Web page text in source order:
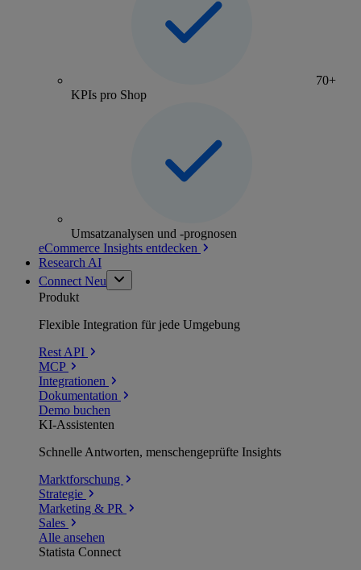
70+
KPIs pro Shop
Umsatzanalysen und -prognosen
eCommerce Insights entdecken
Research AI
Connect Neu
Produkt
Flexible Integration für jede Umgebung
Rest API
MCP
Integrationen
Dokumentation
Demo buchen
KI-Assistenten
Schnelle Antworten, menschengeprüfte Insights
Marktforschung
Strategie
Marketing & PR
Sales
Alle ansehen
Statista Connect